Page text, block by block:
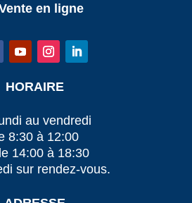
en ligne
HORAIRE
au vendredi
8:30 à 12:00
14:00 à 18:30
sur rendez-vous.